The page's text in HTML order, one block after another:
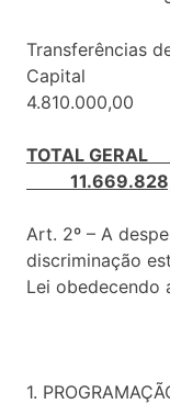
Transferências
4.810.000,00
Art. 2º – A
discriminação
Lei obedecendo
1.